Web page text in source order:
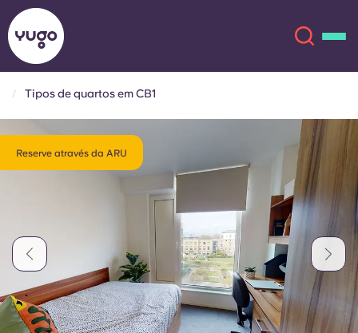
LocalizaçõesEnglish (US)
Español
Català Deutsch
Italian French
Tipos de quartos em CB1
Reserve através da ARU